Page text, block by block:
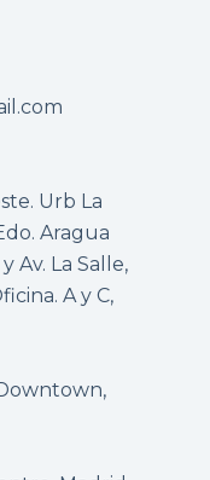
Urb La
Aragua
Av. La Salle,
A y C,